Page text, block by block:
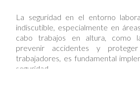
La seguridad en el entorno
indiscutible, especialmente en
cabo trabajos en altura, como
prevenir accidentes y
trabajadores, es fundamental
seguridad…